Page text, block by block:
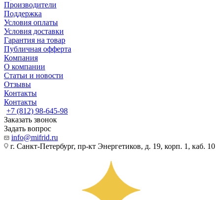
Производители
Поддержка
Условия оплаты
Условия доставки
Гарантия на товар
Публичная офферта
Компания
О компании
Статьи и новости
Отзывы
Контакты
Контакты
+7 (812) 98-645-98
Заказать звонок
Задать вопрос
info@mifrid.ru
г. Санкт-Петербург, пр-кт Энергетиков, д. 19, корп. 1, каб. 10